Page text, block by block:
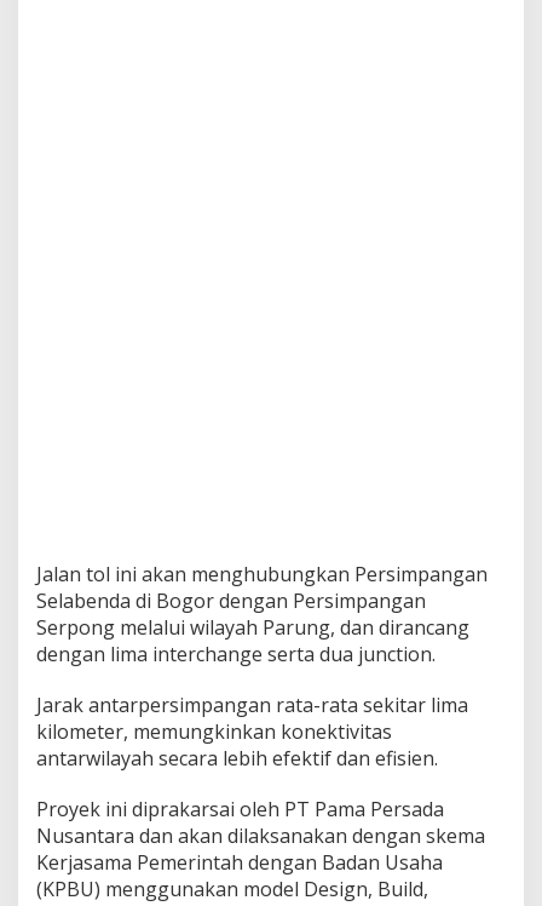
Jalan tol ini akan menghubungkan Persimpangan
Selabenda di Bogor dengan Persimpangan
Serpong melalui wilayah Parung, dan dirancang
dengan lima interchange serta dua junction.
Jarak antarpersimpangan rata-rata sekitar lima
kilometer, memungkinkan konektivitas
antarwilayah secara lebih efektif dan efisien.
Proyek ini diprakarsai oleh PT Pama Persada
Nusantara dan akan dilaksanakan dengan skema
Kerjasama Pemerintah dengan Badan Usaha
(KPBU) menggunakan model Design, Build,